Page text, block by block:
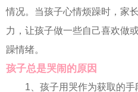
情况。当孩子心情烦躁时，家
力，让孩子做一些自己喜欢做
躁情绪。
孩子总是哭闹的原因
1、孩子用哭作为获取的